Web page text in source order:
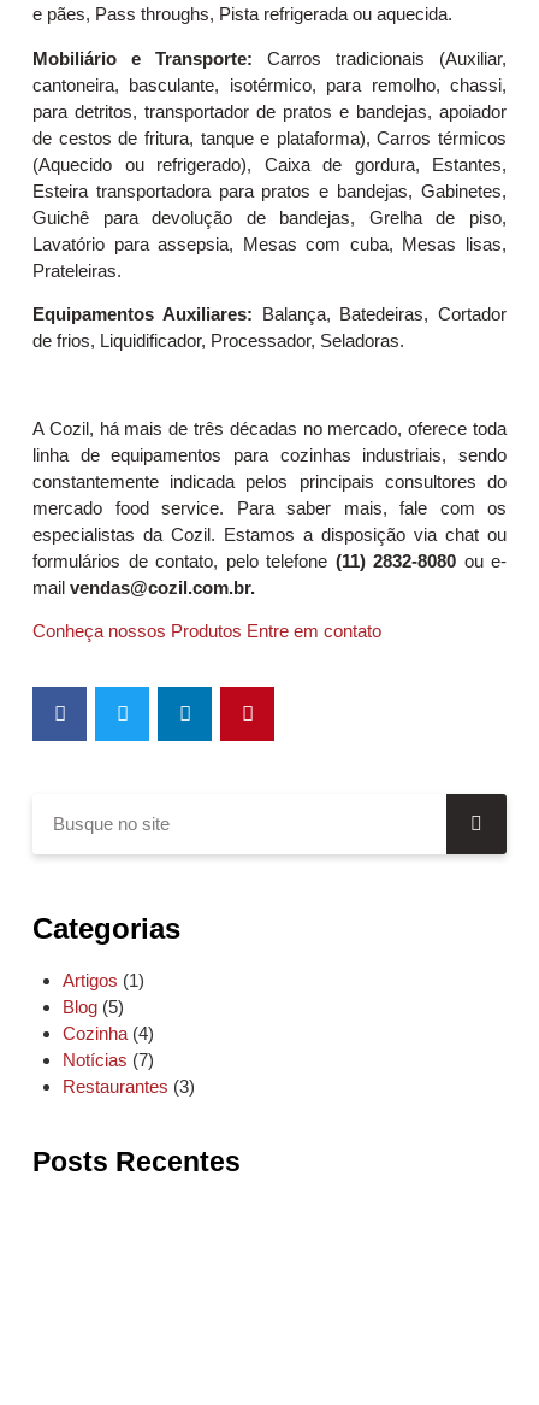
e pães, Pass throughs, Pista refrigerada ou aquecida.
Mobiliário e Transporte: Carros tradicionais (Auxiliar,
cantoneira, basculante, isotérmico, para remolho, chassi,
para detritos, transportador de pratos e bandejas, apoiador
de cestos de fritura, tanque e plataforma), Carros térmicos
(Aquecido ou refrigerado), Caixa de gordura, Estantes,
Esteira transportadora para pratos e bandejas, Gabinetes,
Guichê para devolução de bandejas, Grelha de piso,
Lavatório para assepsia, Mesas com cuba, Mesas lisas,
Prateleiras.
Equipamentos Auxiliares: Balança, Batedeiras, Cortador
de frios, Liquidificador, Processador, Seladoras.
A Cozil, há mais de três décadas no mercado, oferece toda
linha de equipamentos para cozinhas industriais, sendo
constantemente indicada pelos principais consultores do
mercado food service. Para saber mais, fale com os
especialistas da Cozil. Estamos a disposição via chat ou
formulários de contato, pelo telefone (11) 2832-8080 ou e-
mail vendas@cozil.com.br.
Conheça nossos Produtos Entre em contato
Categorias
Artigos (1)
Blog (5)
Cozinha (4)
Notícias (7)
Restaurantes (3)
Posts Recentes